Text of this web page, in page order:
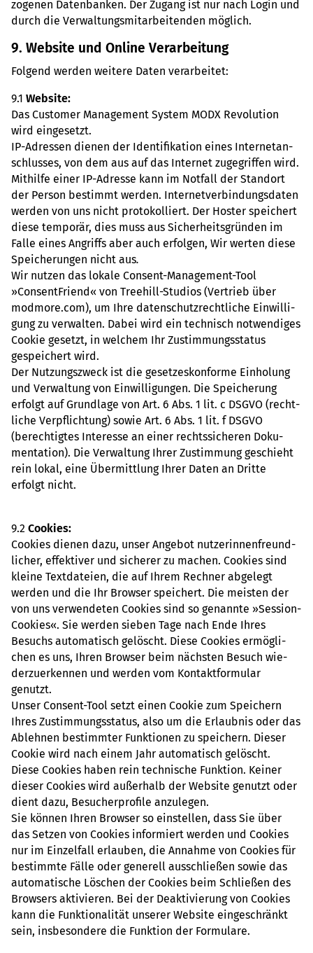
zo­ge­nen Daten­ban­ken. Der Zugang ist nur nach Login und
durch die Ver­wal­tungs­mit­ar­bei­ten­den mög­lich.
9. Web­site und Online Ver­ar­bei­tung
Fol­gend werden wei­tere Daten ver­ar­bei­tet:
9.1 Web­site:
Das Custo­mer Manage­ment System MODX Revo­lu­tion
wird ein­ge­setzt.
IP-Adres­sen dienen der Iden­ti­fi­ka­tion eines Inter­net­an­
schlus­ses, von dem aus auf das Inter­net zuge­grif­fen wird.
Mit­hilfe einer IP-Adresse kann im Not­fall der Stand­ort
der Person bestimmt werden. Inter­net­ver­bin­dungs­da­ten
werden von uns nicht pro­to­kol­liert. Der Hoster spei­chert
diese tem­po­rär, dies muss aus Sicher­heits­grün­den im
Falle eines Angriffs aber auch erfol­gen, Wir werten diese
Spei­che­run­gen nicht aus.
Wir nutzen das lokale Con­sent-Manage­ment-Tool
»Consent­Fri­end« von Tree­hill-Stu­dios (Ver­trieb über
mod­more.com), um Ihre daten­schutz­recht­li­che Ein­wil­li­
gung zu ver­wal­ten. Dabei wird ein tech­nisch not­wen­di­ges
Cookie gesetzt, in wel­chem Ihr Zustim­mungs­sta­tus
gespei­chert wird.
Der Nut­zungs­zweck ist die geset­zes­kon­forme Ein­ho­lung
und Ver­wal­tung von Ein­wil­li­gun­gen. Die Spei­che­rung
erfolgt auf Grund­lage von Art. 6 Abs. 1 lit. c DSGVO (recht­
li­che Ver­pflich­tung) sowie Art. 6 Abs. 1 lit. f DSGVO
(berech­tig­tes Inter­esse an einer rechts­si­che­ren Doku­
men­ta­tion). Die Ver­wal­tung Ihrer Zustim­mung geschieht
rein lokal, eine Über­mitt­lung Ihrer Daten an Dritte
erfolgt nicht.
9.2 Coo­kies:
Coo­kies dienen dazu, unser Ange­bot nut­ze­rin­nen­freund­
li­cher, effek­ti­ver und siche­rer zu machen. Coo­kies sind
kleine Text­da­teien, die auf Ihrem Rech­ner abge­legt
werden und die Ihr Brow­ser spei­chert. Die meis­ten der
von uns ver­wen­de­ten Coo­kies sind so genannte »Ses­sion-
Coo­kies«. Sie werden sieben Tage nach Ende Ihres
Besuchs auto­ma­tisch gelöscht. Diese Coo­kies ermög­li­
chen es uns, Ihren Brow­ser beim nächs­ten Besuch wie­
der­zu­er­ken­nen und werden vom Kon­takt­for­mu­lar
genutzt.
Unser Con­sent-Tool setzt einen Cookie zum Spei­chern
Ihres Zustim­mungs­sta­tus, also um die Erlaub­nis oder das
Ableh­nen bestimm­ter Funk­tio­nen zu spei­chern. Dieser
Cookie wird nach einem Jahr auto­ma­tisch gelöscht.
Diese Coo­kies haben rein tech­ni­sche Funk­tion. Keiner
dieser Coo­kies wird außer­halb der Web­site genutzt oder
dient dazu, Besu­cher­pro­file anzu­le­gen.
Sie können Ihren Brow­ser so ein­stel­len, dass Sie über
das Setzen von Coo­kies infor­miert werden und Coo­kies
nur im Ein­zel­fall erlau­ben, die Annahme von Coo­kies für
bestimmte Fälle oder gene­rell aus­schlie­ßen sowie das
auto­ma­ti­sche Löschen der Coo­kies beim Schlie­ßen des
Brow­sers akti­vie­ren. Bei der Deak­ti­vie­rung von Coo­kies
kann die Funk­tio­na­li­tät unse­rer Web­site ein­ge­schränkt
sein, ins­be­son­dere die Funk­tion der For­mu­lare.